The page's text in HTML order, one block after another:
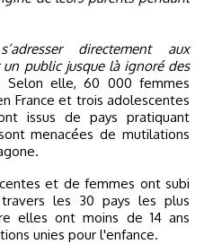
directement aux
public jusque là ignoré des
Selon elle, 60 000 femmes
France et trois adolescentes
issus de pays pratiquant
menacées de mutilations
les 30 pays les plus
elles ont moins de 14 ans
unies pour l'enfance.